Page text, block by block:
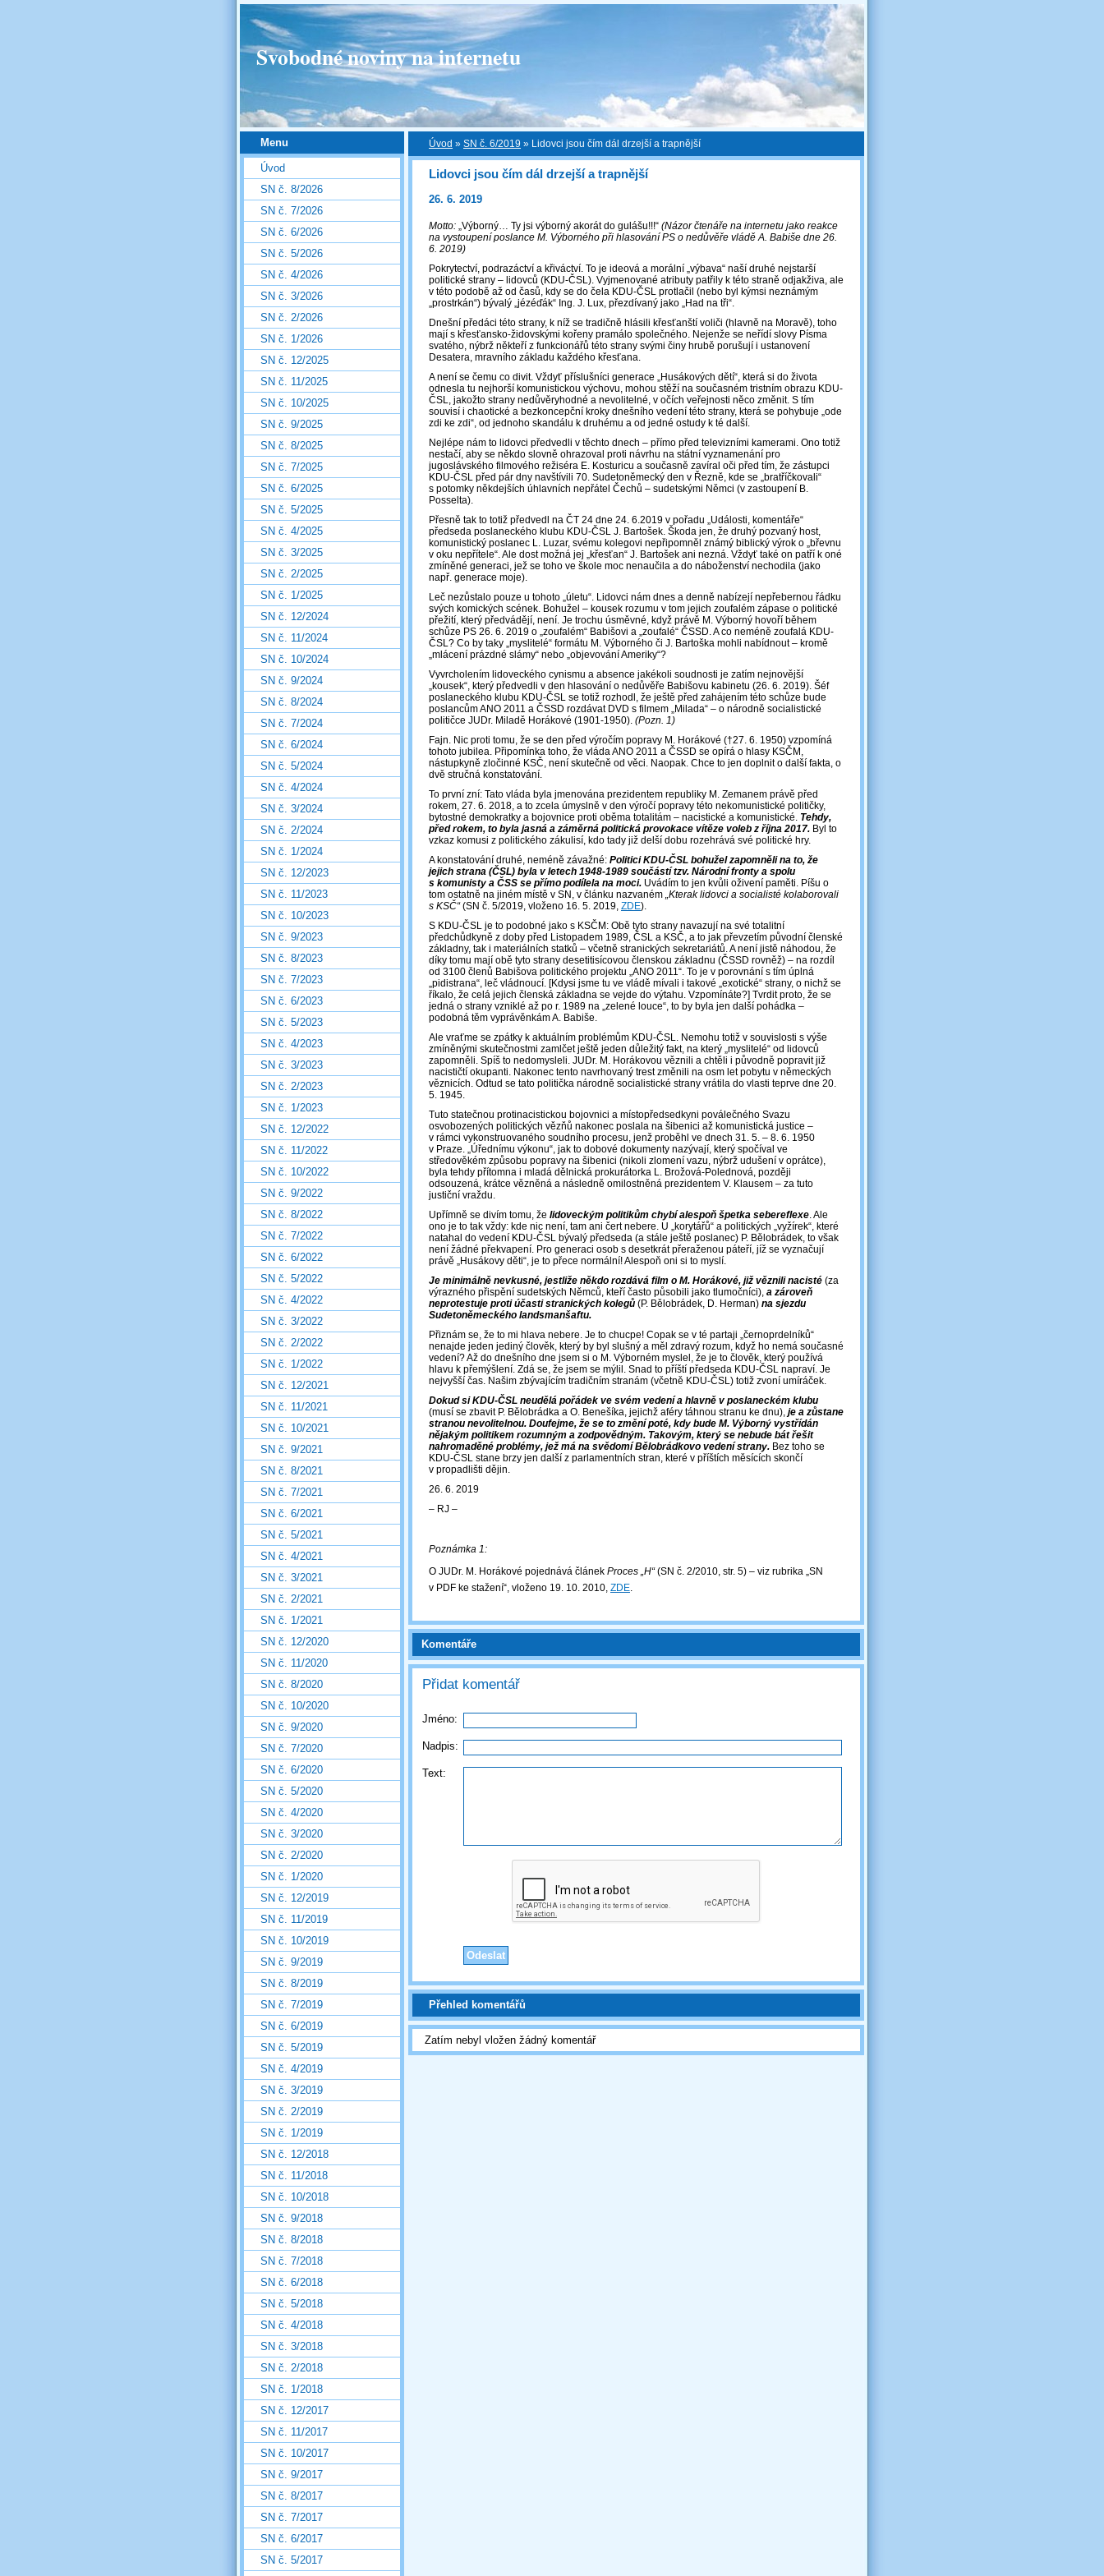
Svobodné noviny na internetu
Úvod » SN č. 6/2019 » Lidovci jsou čím dál drzejší a trapnější
Lidovci jsou čím dál drzejší a trapnější
26. 6. 2019
Motto: „Výborný… Ty jsi výborný akorát do gulášu!!!“ (Názor čtenáře na internetu jako reakce
na vystoupení poslance M. Výborného při hlasování PS o nedůvěře vládě A. Babiše dne 26.
6. 2019)
Pokrytectví, podrazáctví a křiváctví. To je ideová a morální „výbava“ naší druhé nejstarší
politické strany – lidovců (KDU-ČSL). Vyjmenované atributy patřily k této straně odjakživa, ale
v této podobě až od časů, kdy se do čela KDU-ČSL protlačil (nebo byl kýmsi neznámým
„prostrkán“) bývalý „jézéďák“ Ing. J. Lux, přezdívaný jako „Had na tři“.
Dnešní předáci této strany, k níž se tradičně hlásili křesťanští voliči (hlavně na Moravě), toho
mají s křesťansko-židovskými kořeny pramálo společného. Nejenže se neřídí slovy Písma
svatého, nýbrž někteří z funkcionářů této strany svými činy hrubě porušují i ustanovení
Desatera, mravního základu každého křesťana.
A není se čemu co divit. Vždyť příslušníci generace „Husákových dětí“, která si do života
odnesla tu nejhorší komunistickou výchovu, mohou stěží na současném tristním obrazu KDU-
ČSL, jakožto strany nedůvěryhodné a nevolitelné, v očích veřejnosti něco změnit. S tím
souvisí i chaotické a bezkoncepční kroky dnešního vedení této strany, která se pohybuje „ode
zdi ke zdi“, od jednoho skandálu k druhému a od jedné ostudy k té další.
Nejlépe nám to lidovci předvedli v těchto dnech – přímo před televizními kamerami. Ono totiž
nestačí, aby se někdo slovně ohrazoval proti návrhu na státní vyznamenání pro
jugoslávského filmového režiséra E. Kosturicu a současně zavíral oči před tím, že zástupci
KDU-ČSL před pár dny navštívili 70. Sudetoněmecký den v Řezně, kde se „bratříčkovali“
s potomky někdejších úhlavních nepřátel Čechů – sudetskými Němci (v zastoupení B.
Posselta).
Přesně tak to totiž předvedl na ČT 24 dne 24. 6.2019 v pořadu „Události, komentáře“
předseda poslaneckého klubu KDU-ČSL J. Bartošek. Škoda jen, že druhý pozvaný host,
komunistický poslanec L. Luzar, svému kolegovi nepřipomněl známý biblický výrok o „břevnu
v oku nepřítele“. Ale dost možná jej „křesťan“ J. Bartošek ani nezná. Vždyť také on patří k oné
zmíněné generaci, jež se toho ve škole moc nenaučila a do náboženství nechodila (jako
např. generace moje).
Leč nezůstalo pouze u tohoto „úletu“. Lidovci nám dnes a denně nabízejí nepřebernou řádku
svých komických scének. Bohužel – kousek rozumu v tom jejich zoufalém zápase o politické
přežití, který předvádějí, není. Je trochu úsměvné, když právě M. Výborný hovoří během
schůze PS 26. 6. 2019 o „zoufalém“ Babišovi a „zoufalé“ ČSSD. A co neméně zoufalá KDU-
ČSL? Co by taky „myslitelé“ formátu M. Výborného či J. Bartoška mohli nabídnout – kromě
„mlácení prázdné slámy“ nebo „objevování Ameriky“?
Vyvrcholením lidoveckého cynismu a absence jakékoli soudnosti je zatím nejnovější
„kousek“, který předvedli v den hlasování o nedůvěře Babišovu kabinetu (26. 6. 2019). Šéf
poslaneckého klubu KDU-ČSL se totiž rozhodl, že ještě před zahájením této schůze bude
poslancům ANO 2011 a ČSSD rozdávat DVD s filmem „Milada“ – o národně socialistické
političce JUDr. Miladě Horákové (1901-1950). (Pozn. 1)
Fajn. Nic proti tomu, že se den před výročím popravy M. Horákové (†27. 6. 1950) vzpomíná
tohoto jubilea. Připomínka toho, že vláda ANO 2011 a ČSSD se opírá o hlasy KSČM,
nástupkyně zločinné KSČ, není skutečně od věci. Naopak. Chce to jen doplnit o další fakta, o
dvě stručná konstatování.
To první zní: Tato vláda byla jmenována prezidentem republiky M. Zemanem právě před
rokem, 27. 6. 2018, a to zcela úmyslně v den výročí popravy této nekomunistické političky,
bytostné demokratky a bojovnice proti oběma totalitám – nacistické a komunistické. Tehdy,
před rokem, to byla jasná a záměrná politická provokace vítěze voleb z října 2017. Byl to
vzkaz komusi z politického zákulisí, kdo tady již delší dobu rozehrává své politické hry.
A konstatování druhé, neméně závažné: Politici KDU-ČSL bohužel zapomněli na to, že
jejich strana (ČSL) byla v letech 1948-1989 součástí tzv. Národní fronty a spolu
s komunisty a ČSS se přímo podílela na moci. Uvádím to jen kvůli oživení paměti. Píšu o
tom ostatně na jiném místě v SN, v článku nazvaném „Kterak lidovci a socialisté kolaborovali
s KSČ“(SN č. 5/2019, vloženo 16. 5. 2019, ZDE).
S KDU-ČSL je to podobné jako s KSČM: Obě tyto strany navazují na své totalitní
předchůdkyně z doby před Listopadem 1989, ČSL a KSČ, a to jak převzetím původní členské
základny, tak i materiálních statků – včetně stranických sekretariátů. A není jistě náhodou, že
díky tomu mají obě tyto strany desetitisícovou členskou základnu (ČSSD rovněž) – na rozdíl
od 3100 členů Babišova politického projektu „ANO 2011“. To je v porovnání s tím úplná
„pidistrana“, leč vládnoucí. [Kdysi jsme tu ve vládě mívali i takové „exotické“ strany, o nichž se
říkalo, že celá jejich členská základna se vejde do výtahu. Vzpomínáte?] Tvrdit proto, že se
jedná o strany vzniklé až po r. 1989 na „zelené louce“, to by byla jen další pohádka –
podobná těm vyprávěnkám A. Babiše.
Ale vraťme se zpátky k aktuálním problémům KDU-ČSL. Nemohu totiž v souvislosti s výše
zmíněnými skutečnostmi zamlčet ještě jeden důležitý fakt, na který „myslitelé“ od lidovců
zapomněli. Spíš to nedomysleli. JUDr. M. Horákovou věznili a chtěli i původně popravit již
nacističtí okupanti. Nakonec tento navrhovaný trest změnili na osm let pobytu v německých
věznicích. Odtud se tato politička národně socialistické strany vrátila do vlasti teprve dne 20.
5. 1945.
Tuto statečnou protinacistickou bojovnici a místopředsedkyni poválečného Svazu
osvobozených politických vězňů nakonec poslala na šibenici až komunistická justice –
v rámci vykonstruovaného soudního procesu, jenž proběhl ve dnech 31. 5. – 8. 6. 1950
v Praze. „Úřednímu výkonu“, jak to dobové dokumenty nazývají, který spočíval ve
středověkém způsobu popravy na šibenici (nikoli zlomení vazu, nýbrž udušení v oprátce),
byla tehdy přítomna i mladá dělnická prokurátorka L. Brožová-Polednová, později
odsouzená, krátce vězněná a následně omilostněná prezidentem V. Klausem ‒ za tuto
justiční vraždu.
Upřímně se divím tomu, že lidoveckým politikům chybí alespoň špetka sebereflexe. Ale
ono je to tak vždy: kde nic není, tam ani čert nebere. U „korytářů“ a politických „vyžírek“, které
natahal do vedení KDU-ČSL bývalý předseda (a stále ještě poslanec) P. Bělobrádek, to však
není žádné překvapení. Pro generaci osob s desetkrát přeraženou páteří, jíž se vyznačují
právě „Husákovy děti“, je to přece normální! Alespoň oni si to myslí.
Je minimálně nevkusné, jestliže někdo rozdává film o M. Horákové, již věznili nacisté (za
výrazného přispění sudetských Němců, kteří často působili jako tlumočníci), a zároveň
neprotestuje proti účasti stranických kolegů (P. Bělobrádek, D. Herman) na sjezdu
Sudetoněmeckého landsmanšaftu.
Přiznám se, že to mi hlava nebere. Je to chucpe! Copak se v té partaji „černoprdelníků“
nenajde jeden jediný člověk, který by byl slušný a měl zdravý rozum, když ho nemá současné
vedení? Až do dnešního dne jsem si o M. Výborném myslel, že je to člověk, který používá
hlavu k přemýšlení. Zdá se, že jsem se mýlil. Snad to příští předseda KDU-ČSL napraví. Je
nejvyšší čas. Našim zbývajícím tradičním stranám (včetně KDU-ČSL) totiž zvoní umíráček.
Dokud si KDU-ČSL neudělá pořádek ve svém vedení a hlavně v poslaneckém klubu
(musí se zbavit P. Bělobrádka a O. Benešíka, jejichž aféry táhnou stranu ke dnu), je a zůstane
stranou nevolitelnou. Doufejme, že se to změní poté, kdy bude M. Výborný vystřídán
nějakým politikem rozumným a zodpovědným. Takovým, který se nebude bát řešit
nahromaděné problémy, jež má na svědomí Bělobrádkovo vedení strany. Bez toho se
KDU-ČSL stane brzy jen další z parlamentních stran, které v příštích měsících skončí
v propadlišti dějin.
26. 6. 2019
‒ RJ ‒
Poznámka 1:
O JUDr. M. Horákové pojednává článek Proces „H“(SN č. 2/2010, str. 5) – viz rubrika „SN
v PDF ke stažení“, vloženo 19. 10. 2010, ZDE.
Komentáře
Přidat komentář
Jméno:
Nadpis:
Text:
Přehled komentářů
Zatím nebyl vložen žádný komentář
Menu
Úvod
SN č. 8/2026
SN č. 7/2026
SN č. 6/2026
SN č. 5/2026
SN č. 4/2026
SN č. 3/2026
SN č. 2/2026
SN č. 1/2026
SN č. 12/2025
SN č. 11/2025
SN č. 10/2025
SN č. 9/2025
SN č. 8/2025
SN č. 7/2025
SN č. 6/2025
SN č. 5/2025
SN č. 4/2025
SN č. 3/2025
SN č. 2/2025
SN č. 1/2025
SN č. 12/2024
SN č. 11/2024
SN č. 10/2024
SN č. 9/2024
SN č. 8/2024
SN č. 7/2024
SN č. 6/2024
SN č. 5/2024
SN č. 4/2024
SN č. 3/2024
SN č. 2/2024
SN č. 1/2024
SN č. 12/2023
SN č. 11/2023
SN č. 10/2023
SN č. 9/2023
SN č. 8/2023
SN č. 7/2023
SN č. 6/2023
SN č. 5/2023
SN č. 4/2023
SN č. 3/2023
SN č. 2/2023
SN č. 1/2023
SN č. 12/2022
SN č. 11/2022
SN č. 10/2022
SN č. 9/2022
SN č. 8/2022
SN č. 7/2022
SN č. 6/2022
SN č. 5/2022
SN č. 4/2022
SN č. 3/2022
SN č. 2/2022
SN č. 1/2022
SN č. 12/2021
SN č. 11/2021
SN č. 10/2021
SN č. 9/2021
SN č. 8/2021
SN č. 7/2021
SN č. 6/2021
SN č. 5/2021
SN č. 4/2021
SN č. 3/2021
SN č. 2/2021
SN č. 1/2021
SN č. 12/2020
SN č. 11/2020
SN č. 8/2020
SN č. 10/2020
SN č. 9/2020
SN č. 7/2020
SN č. 6/2020
SN č. 5/2020
SN č. 4/2020
SN č. 3/2020
SN č. 2/2020
SN č. 1/2020
SN č. 12/2019
SN č. 11/2019
SN č. 10/2019
SN č. 9/2019
SN č. 8/2019
SN č. 7/2019
SN č. 6/2019
SN č. 5/2019
SN č. 4/2019
SN č. 3/2019
SN č. 2/2019
SN č. 1/2019
SN č. 12/2018
SN č. 11/2018
SN č. 10/2018
SN č. 9/2018
SN č. 8/2018
SN č. 7/2018
SN č. 6/2018
SN č. 5/2018
SN č. 4/2018
SN č. 3/2018
SN č. 2/2018
SN č. 1/2018
SN č. 12/2017
SN č. 11/2017
SN č. 10/2017
SN č. 9/2017
SN č. 8/2017
SN č. 7/2017
SN č. 6/2017
SN č. 5/2017